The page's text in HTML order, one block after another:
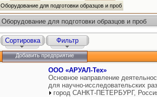
Оборудование для подготовки образцов и проб
Оборудование для подготовки образцов и проб
Сортировка Фильтр
Добавить предприятие
ООО «АРУАЛ-Тех»
Основное направление
для научно-исследовательских
город САНКТ-ПЕТЕРБУРГ,